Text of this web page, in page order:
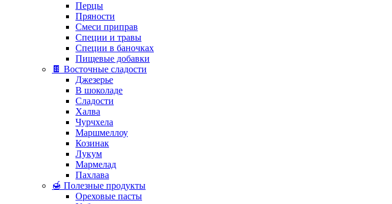
Перцы
Пряности
Смеси приправ
Специи и травы
Специи в баночках
Пищевые добавки
🍫 Восточные сладости
Джезерье
В шоколаде
Сладости
Халва
Чурчхела
Маршмеллоу
Козинак
Лукум
Мармелад
Пахлава
🍯 Полезные продукты
Ореховые пасты